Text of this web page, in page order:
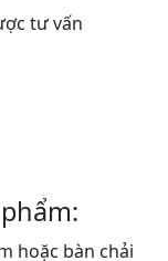
tư vấn
hoặc bàn chải